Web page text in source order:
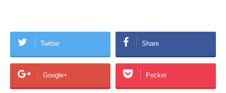
Twitter Share
Google+ Pocket